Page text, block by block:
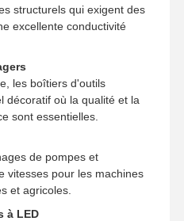
structurels qui exigent des
excellente conductivité
les boîtiers d'outils
décoratif où la qualité et la
sont essentielles.
de pompes et
vitesses pour les machines
et agricoles.
à LED